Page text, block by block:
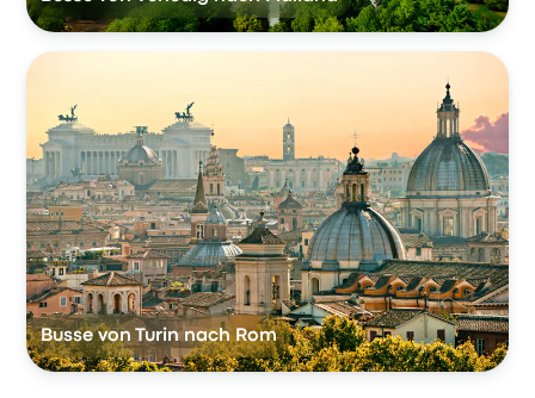
Busse von Turin nach Rom